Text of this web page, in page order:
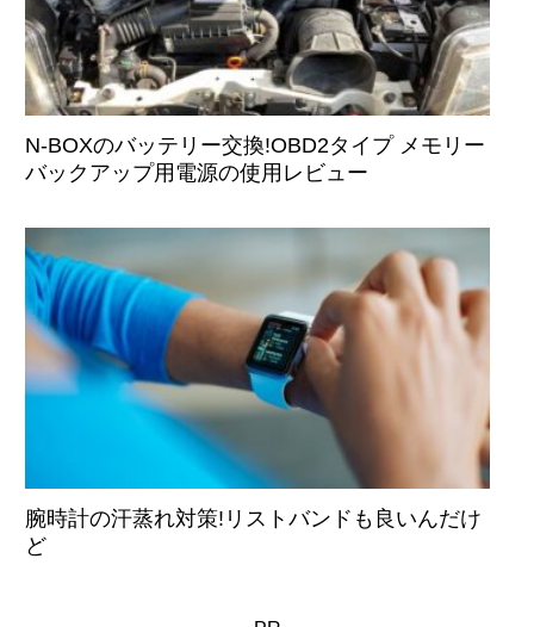
N-BOXのバッテリー交換!OBD2タイプ メモリー
バックアップ用電源の使用レビュー
腕時計の汗蒸れ対策!リストバンドも良いんだけ
ど